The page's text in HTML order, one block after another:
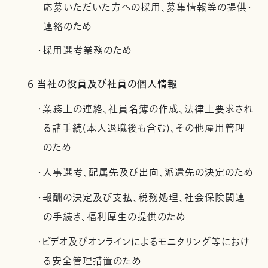
応募いただいた方への採用、募集情報等の提供・
連絡のため
・採用選考業務のため
6 当社の役員及び社員の個人情報
・業務上の連絡、社員名簿の作成、法律上要求され
る諸手続(本人退職後も含む)、その他雇用管理
のため
・人事選考、配属先及び出向、派遣先の決定のため
・報酬の決定及び支払、税務処理、社会保険関連
の手続き、福利厚生の提供のため
・ビデオ及びオンラインによるモニタリング等におけ
る安全管理措置のため